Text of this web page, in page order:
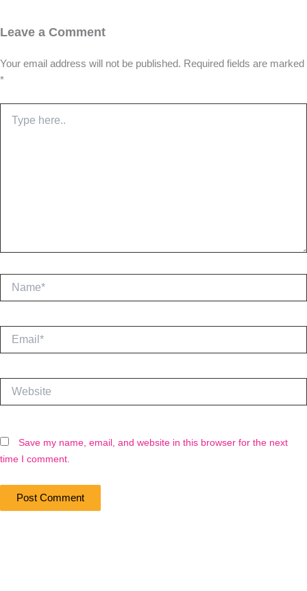
Leave a Comment
Your email address will not be published. Required fields are marked
*
here..
Name*
Save my name, email, and website in this browser for the next
time I comment.